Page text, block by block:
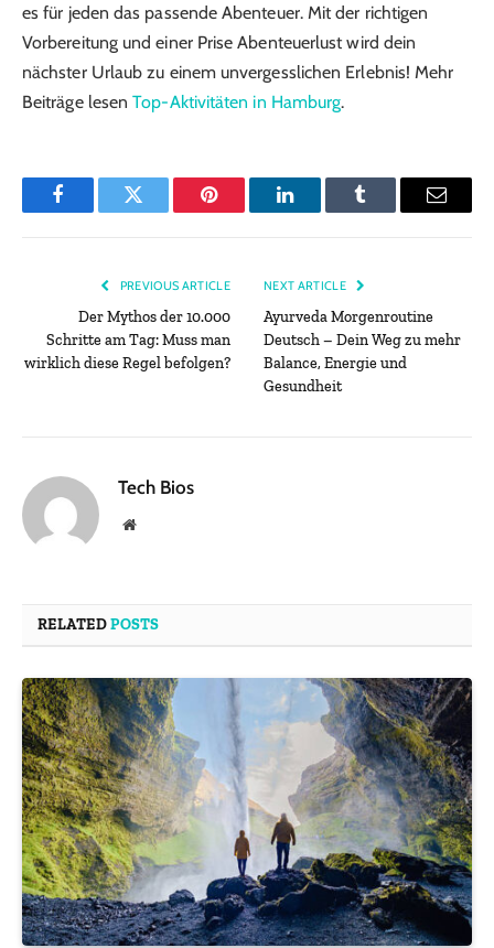
es für jeden das passende Abenteuer. Mit der richtigen
Vorbereitung und einer Prise Abenteuerlust wird dein
nächster Urlaub zu einem unvergesslichen Erlebnis! Mehr
Beiträge lesenTop-Aktivitäten in Hamburg.
FacebookTwitter Pinterest LinkedInTumblr Email
PREVIOUS ARTICLE
Der Mythos der 10.000
Schritte am Tag: Muss man
wirklich diese Regel befolgen?
NEXT ARTICLE
Ayurveda Morgenroutine
Deutsch – Dein Weg zu mehr
Balance, Energie und
Gesundheit
Tech Bios
Website
RELATEDPOSTS